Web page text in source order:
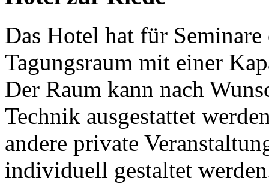
Das Hotel hat für
Tagungsraum mit einer
Der Raum kann nach
Technik ausgestattet
andere private
individuell gestaltet